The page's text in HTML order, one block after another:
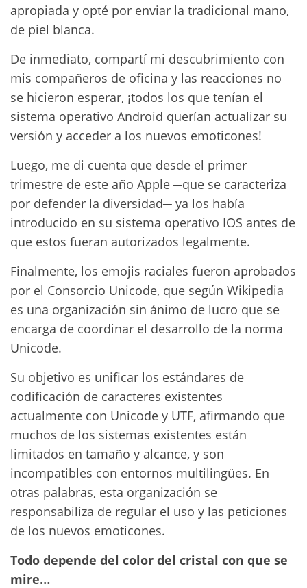
apropiada y opté por enviar la tradicional mano,
de piel blanca.
De inmediato, compartí mi descubrimiento con
mis compañeros de oficina y las reacciones no
se hicieron esperar, ¡todos los que tenían el
sistema operativo Android querían actualizar su
versión y acceder a los nuevos emoticones!
Luego, me di cuenta que desde el primer
trimestre de este año Apple ─que se caracteriza
por defender la diversidad─ ya los había
introducido en su sistema operativo IOS antes de
que estos fueran autorizados legalmente.
Finalmente, los emojis raciales fueron aprobados
por el Consorcio Unicode, que según Wikipedia
es una organización sin ánimo de lucro que se
encarga de coordinar el desarrollo de la norma
Unicode.
Su objetivo es unificar los estándares de
codificación de caracteres existentes
actualmente con Unicode y UTF, afirmando que
muchos de los sistemas existentes están
limitados en tamaño y alcance, y son
incompatibles con entornos multilingües. En
otras palabras, esta organización se
responsabiliza de regular el uso y las peticiones
de los nuevos emoticones.
Todo depende del color del cristal con que se
mire…